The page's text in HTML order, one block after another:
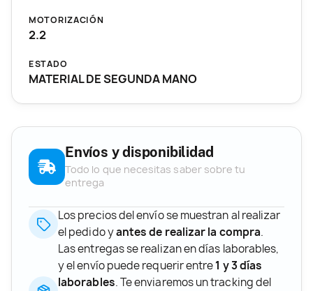
MOTORIZACIÓN
2.2
ESTADO
MATERIAL DE SEGUNDA MANO
Envíos y disponibilidad
Todo lo que necesitas saber sobre tu
entrega
Los precios del envío se muestran al realizar
el pedido yantes de realizar la compra.
Las entregas se realizan en días laborables,
y el envío puede requerir entre1 y 3 días
laborables. Te enviaremos un tracking del